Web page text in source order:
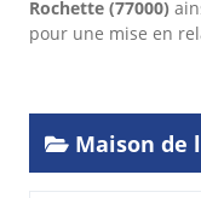
Rochette (77000)
pour une mise en
Maison de